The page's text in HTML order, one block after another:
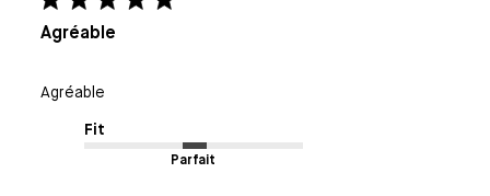
Agréable
Agréable
Fit
Parfait